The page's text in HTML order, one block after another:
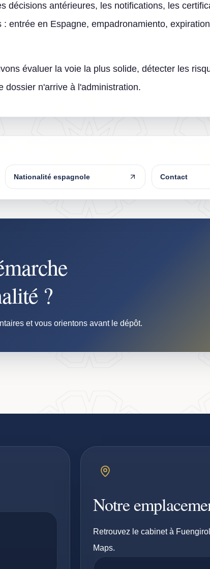
décisions antérieures, les notifications, les
: entrée en Espagne, empadronamiento,
évaluer la voie la plus solide, détecter les
dossier n'arrive à l'administration.
Nationalité espagnole Contact
?
et vous orientons avant le dépôt.
Notre
Retrouvez le cabinet à
Maps.